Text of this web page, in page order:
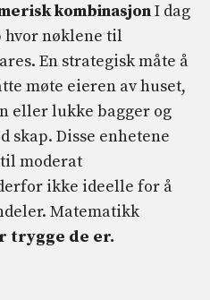
kombinasjonI dag
hvor nøklene til
En strategisk måte å
møte eieren av huset,
eller lukke bagger og
skap. Disse enhetene
moderat
ikke ideelle for å
Matematikk
trygge de er.